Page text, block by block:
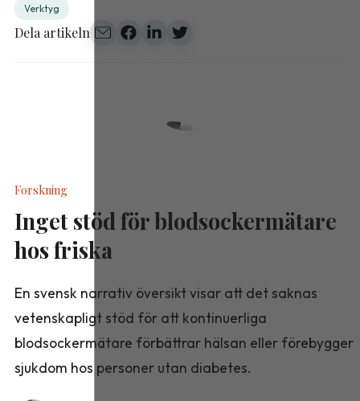
Verktyg
Dela artikeln
Forskning
Inget stöd för blodsockermätare
hos friska
En svensk narrativ översikt visar att det saknas
vetenskapligt stöd för att kontinuerliga
blodsockermätare förbättrar hälsan eller förebygger
sjukdom hos personer utan diabetes.